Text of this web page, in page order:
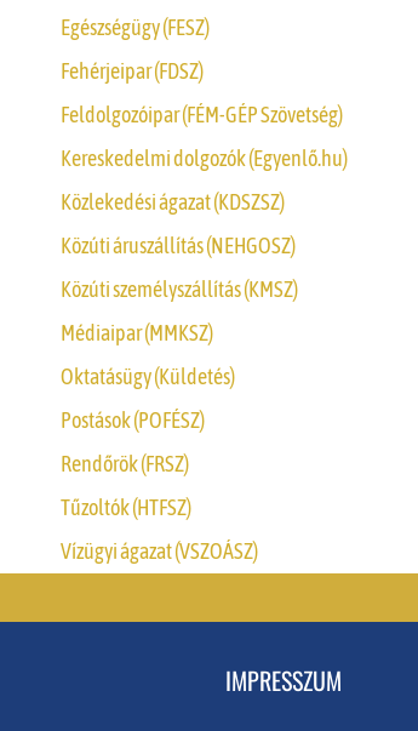
Egészségügy (FESZ)
Fehérjeipar (FDSZ)
Feldolgozóipar (FÉM-GÉP Szövetség)
Kereskedelmi dolgozók (Egyenlő.hu)
Közlekedési ágazat (KDSZSZ)
Közúti áruszállítás (NEHGOSZ)
Közúti személyszállítás (KMSZ)
Médiaipar (MMKSZ)
Oktatásügy (Küldetés)
Postások (POFÉSZ)
Rendőrök (FRSZ)
Tűzoltók (HTFSZ)
Vízügyi ágazat (VSZOÁSZ)
IMPRESSZUM